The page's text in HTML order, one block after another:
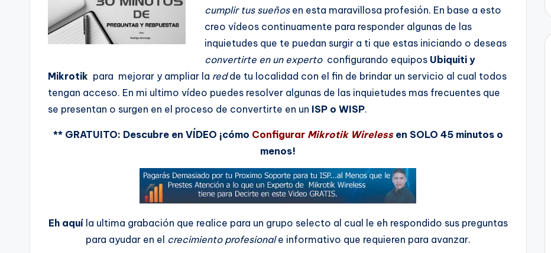
cumplir tus sueñosen esta maravillosa profesión. En base a esto
creo vídeos continuamente para responder algunas de las
inquietudes que te puedan surgir a ti que estas iniciando o deseas
convertirte en un expertoconfigurando equipos Ubiquiti y
Mikrotik para mejorar y ampliar la redde tu localidad con el fin de brindar un servicio al cual todos
tengan acceso. En mi ultimo vídeo puedes resolver algunas de las inquietudes mas frecuentes que
se presentan o surgen en el proceso de convertirte en un ISP o WISP.
** GRATUITO: Descubre en VÍDEO ¡cómo Configurar Mikrotik Wirelessen SOLO 45 minutos o
menos!
Eh aquíla ultima grabación que realice para un grupo selecto al cual le eh respondido sus preguntas
para ayudar en el crecimiento profesionale informativo que requieren para avanzar.